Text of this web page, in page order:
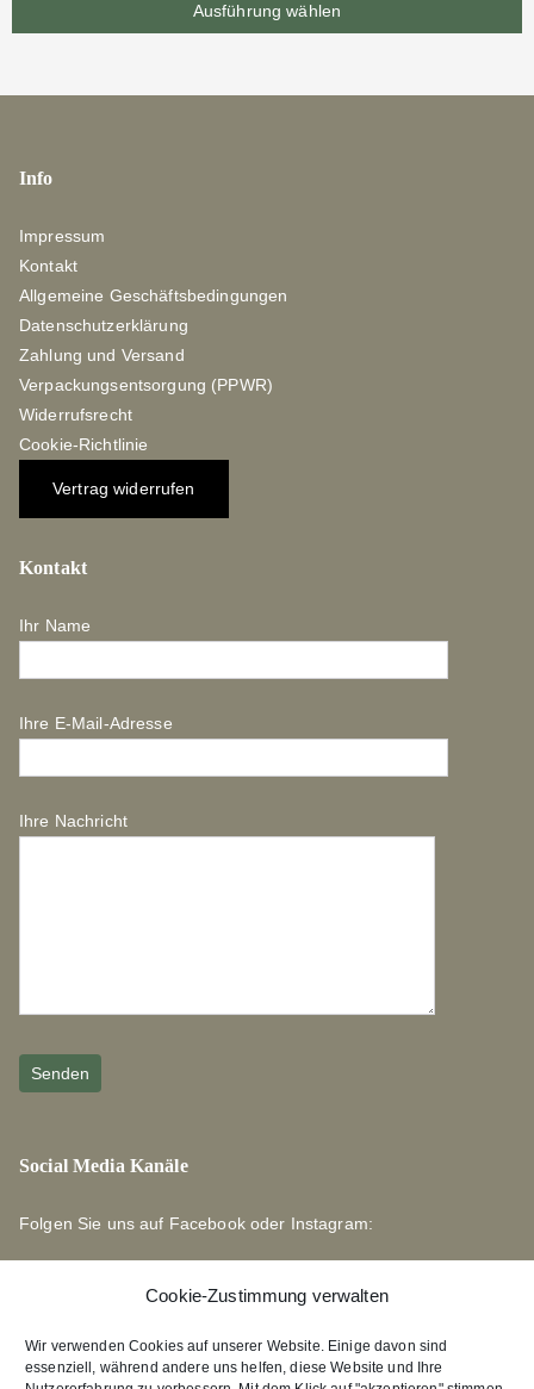
Cookie-Zustimmung verwalten
Wir verwenden Cookies auf unserer Website. Einige davon sind
essenziell, während andere uns helfen, diese Website und Ihre
Ausführung wählen
Info
Impressum
Kontakt
Allgemeine Geschäftsbedingungen
Datenschutzerklärung
Zahlung und Versand
Verpackungsentsorgung (PPWR)
Widerrufsrecht
Cookie-Richtlinie
Vertrag widerrufen
Kontakt
Ihr Name
Ihre E-Mail-Adresse
Ihre Nachricht
Social Media Kanäle
Folgen Sie uns auf Facebook oder Instagram:
Links zu unseren Partnerverlagen